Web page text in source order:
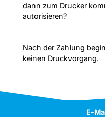
dann zum Drucker
autorisieren?
Nach der Zahlung
keinen Druckvorgang.
E-